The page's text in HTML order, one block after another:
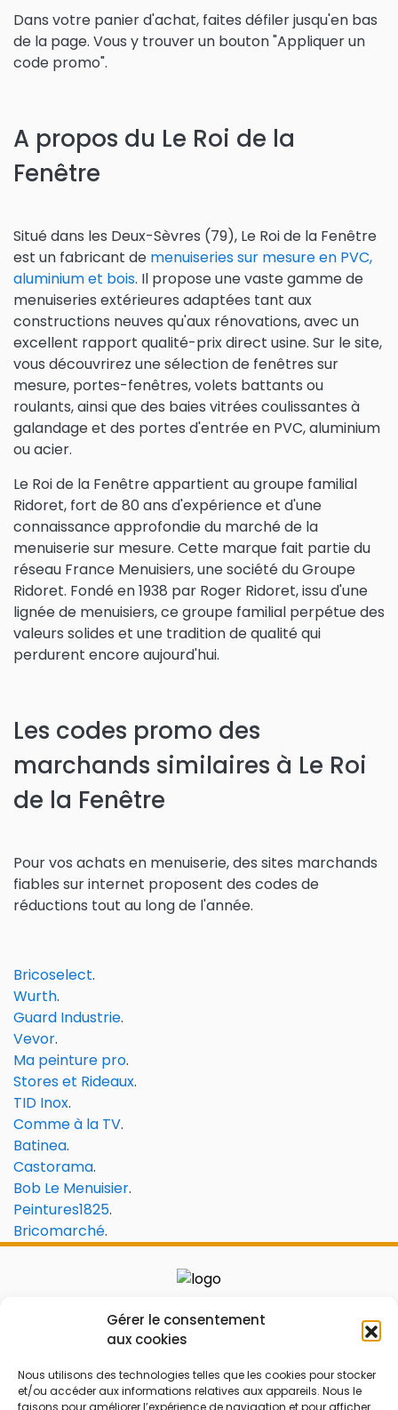
Gérer le consentement
aux cookies
Nous utilisons des technologies telles que les cookies pour stocker
et/ou accéder aux informations relatives aux appareils. Nous le
faisons pour améliorer l’expérience de navigation et pour afficher
Dans votre panier d'achat, faites défiler jusqu'en bas
de la page. Vous y trouver un bouton "Appliquer un
code promo".
A propos du Le Roi de la
Fenêtre
Situé dans les Deux-Sèvres (79), Le Roi de la Fenêtre
est un fabricant de menuiseries sur mesure en PVC,
aluminium et bois. Il propose une vaste gamme de
menuiseries extérieures adaptées tant aux
constructions neuves qu'aux rénovations, avec un
excellent rapport qualité-prix direct usine. Sur le site,
vous découvrirez une sélection de fenêtres sur
mesure, portes-fenêtres, volets battants ou
roulants, ainsi que des baies vitrées coulissantes à
galandage et des portes d'entrée en PVC, aluminium
ou acier.
Le Roi de la Fenêtre appartient au groupe familial
Ridoret, fort de 80 ans d'expérience et d'une
connaissance approfondie du marché de la
menuiserie sur mesure. Cette marque fait partie du
réseau France Menuisiers, une société du Groupe
Ridoret. Fondé en 1938 par Roger Ridoret, issu d'une
lignée de menuisiers, ce groupe familial perpétue des
valeurs solides et une tradition de qualité qui
perdurent encore aujourd'hui.
Les codes promo des
marchands similaires à Le Roi
de la Fenêtre
Pour vos achats en menuiserie, des sites marchands
fiables sur internet proposent des codes de
réductions tout au long de l'année.
Bricoselect.
Wurth.
Guard Industrie.
Vevor.
Ma peinture pro.
Stores et Rideaux.
TID Inox.
Comme à la TV.
Batinea.
Castorama.
Bob Le Menuisier.
Peintures1825.
Bricomarché.
Le prix peut être réduit !
FAQ Code réduction